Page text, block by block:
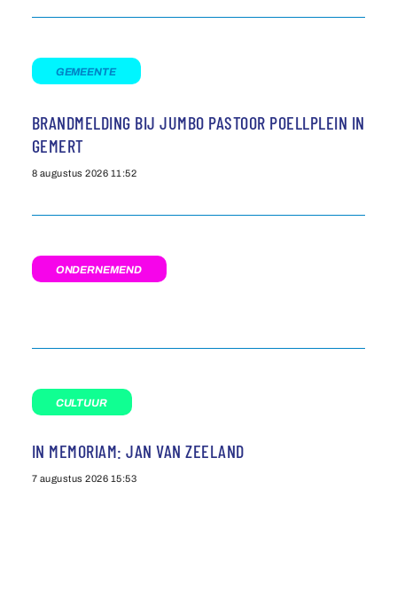
GEMEENTE
BRANDMELDING BIJ JUMBO PASTOOR POELLPLEIN IN
GEMERT
8 augustus 2026 11:52
ONDERNEMEND
CULTUUR
IN MEMORIAM: JAN VAN ZEELAND
7 augustus 2026 15:53